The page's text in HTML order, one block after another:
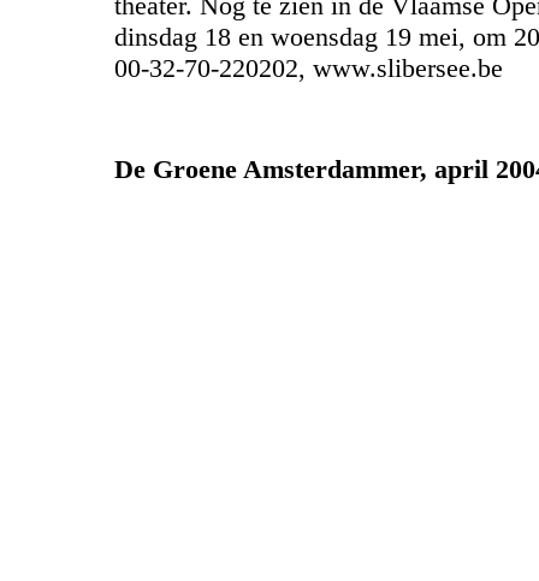
dinsdag 18 en woensdag 19 mei, om
00-32-70-220202, www.slibersee.be
De Groene Amsterdammer, april